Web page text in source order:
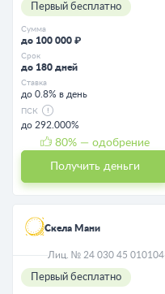
Первый бесплатно
Сумма
до 100 000 ₽
Срок
до 180 дней
Ставка
до 0.8% в день
ПСК
до 292.000%
80% — одобрение
Получить деньги
Скела Мани
Лиц. № 24 030 45 010104
Первый бесплатно